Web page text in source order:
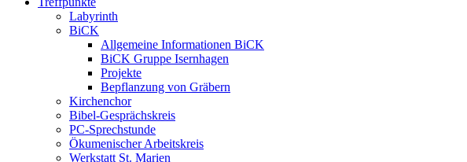
Labyrinth
BiCK
Allgemeine Informationen BiCK
BiCK Gruppe Isernhagen
Projekte
Bepflanzung von Gräbern
Kirchenchor
Bibel-Gesprächskreis
PC-Sprechstunde
Ökumenischer Arbeitskreis
Werkstatt St. Marien